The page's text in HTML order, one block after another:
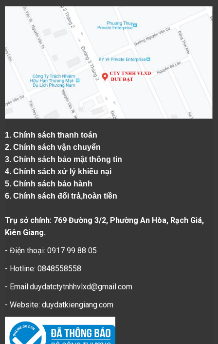
1. Chính sách thanh toán
2. Chính sách vận chuyển
3. Chính sách bảo mật thông tin
4. Chính sách xử lý khiếu nại
5. Chính sách bảo hành
6. Chính sách đổi trả,hoàn tiền
Trụ sở chính: 769 Đường 3/2, Phường An Hòa, Rạch Giá,
Kiên Giang.
- Điện thoại: 0917 99 88 05
- Hotline: 0848558558
- Email:duydatctytnhhvlxd@gmail.com
- Website: duydatkiengiang.com